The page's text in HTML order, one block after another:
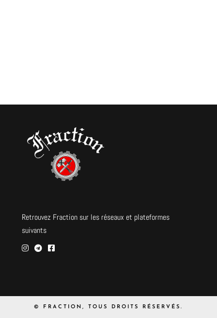
Retrouvez Fraction sur les réseaux et plateformes
suivants
© FRACTION, TOUS DROITS RÉSERVÉS.